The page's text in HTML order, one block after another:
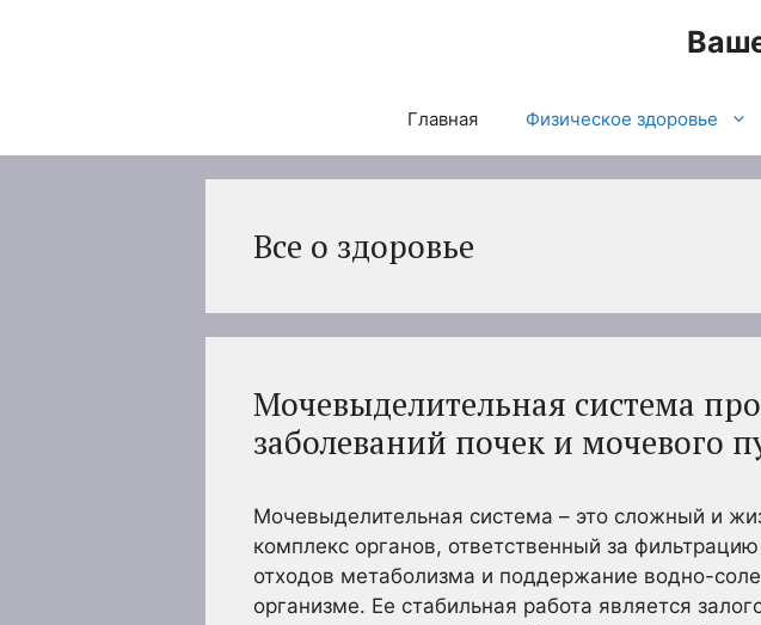
Главная Физическое здоровье
Все о здоровье
Мочевыделительная система
заболеваний почек и мочевого
Мочевыделительная система – это сложный и
комплекс органов, ответственный за
отходов метаболизма и поддержание водно-
организме. Ее стабильная работа является